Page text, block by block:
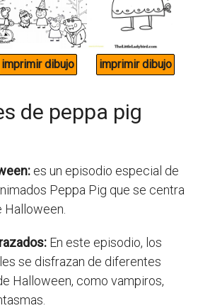
de peppa pig
es un episodio especial de
Peppa Pig que se centra
En este episodio, los
se disfrazan de diferentes
Halloween, como vampiros,